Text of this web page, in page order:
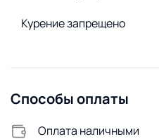
Курение запрещено
Способы оплаты
Оплата наличными